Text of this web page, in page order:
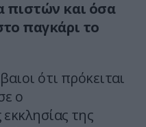
πιστών και όσα
παγκάρι το
ότι πρόκειται
ο
της